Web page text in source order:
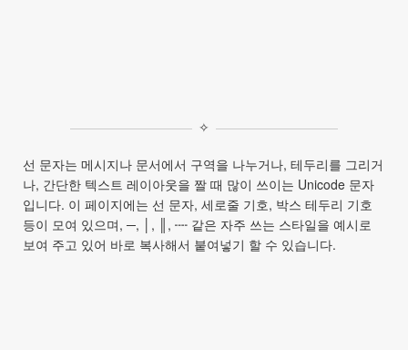
✧
선 문자는 메시지나 문서에서 구역을 나누거나, 테두리를 그리거
나, 간단한 텍스트 레이아웃을 짤 때 많이 쓰이는 Unicode 문자
입니다. 이 페이지에는 선 문자, 세로줄 기호, 박스 테두리 기호
등이 모여 있으며, ─, │, ║, ┉ 같은 자주 쓰는 스타일을 예시로
보여 주고 있어 바로 복사해서 붙여넣기 할 수 있습니다.